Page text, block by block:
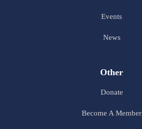
Events
News
Other
Donate
Become A Member